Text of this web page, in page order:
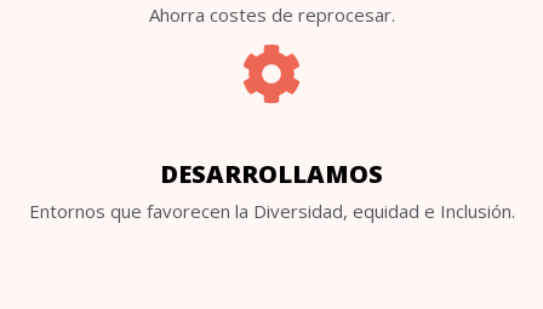
Ahorra costes de reprocesar.
DESARROLLAMOS
Entornos que favorecen la Diversidad, equidad e Inclusión.